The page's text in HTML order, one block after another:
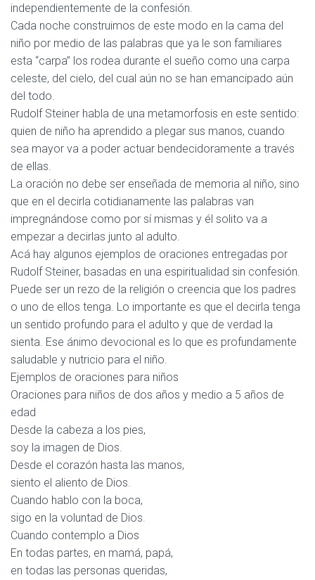
independientemente de la confesión.
Cada noche construimos de este modo en la cama del
niño por medio de las palabras que ya le son familiares
esta “carpa” los rodea durante el sueño como una carpa
celeste, del cielo, del cual aún no se han emancipado aún
del todo.
Rudolf Steiner habla de una metamorfosis en este sentido:
quien de niño ha aprendido a plegar sus manos, cuando
sea mayor va a poder actuar bendecidoramente a través
de ellas.
La oración no debe ser enseñada de memoria al niño, sino
que en el decirla cotidianamente las palabras van
impregnándose como por sí mismas y él solito va a
empezar a decirlas junto al adulto.
Acá hay algunos ejemplos de oraciones entregadas por
Rudolf Steiner, basadas en una espiritualidad sin confesión.
Puede ser un rezo de la religión o creencia que los padres
o uno de ellos tenga. Lo importante es que el decirla tenga
un sentido profundo para el adulto y que de verdad la
sienta. Ese ánimo devocional es lo que es profundamente
saludable y nutricio para el niño.
Ejemplos de oraciones para niños
Oraciones para niños de dos años y medio a 5 años de
edad
Desde la cabeza a los pies,
soy la imagen de Dios.
Desde el corazón hasta las manos,
siento el aliento de Dios.
Cuando hablo con la boca,
sigo en la voluntad de Dios.
Cuando contemplo a Dios
En todas partes, en mamá, papá,
en todas las personas queridas,